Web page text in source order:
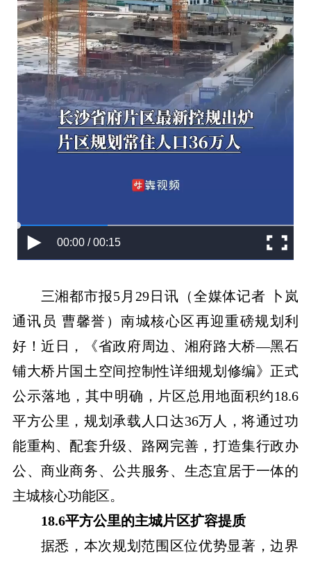
00:00 / 00:15
三湘都市报5月29日讯（全媒体记者 卜岚
通讯员 曹馨誉）南城核心区再迎重磅规划利
好！近日，《省政府周边、湘府路大桥—黑石
铺大桥片国土空间控制性详细规划修编》正式
公示落地，其中明确，片区总用地面积约18.6
平方公里，规划承载人口达36万人，将通过功
能重构、配套升级、路网完善，打造集行政办
公、商业商务、公共服务、生态宜居于一体的
主城核心功能区。
18.6平方公里的主城片区扩容提质
据悉，本次规划范围区位优势显著，边界